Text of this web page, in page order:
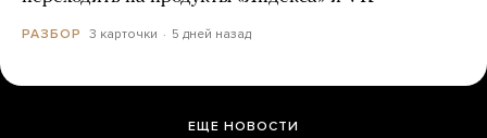
РАЗБОР 3 карточки 5 дней назад
ЕЩЕ НОВОСТИ